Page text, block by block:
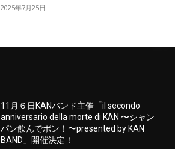
2025年7月25日
11月６日KANバンド主催「il secondo
anniversario della morte di KAN 〜シャン
パン飲んでポン！〜presented by KAN
BAND」開催決定！